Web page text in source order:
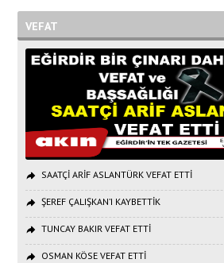
VEFAT
SAATÇİ ARİF ASLANTÜRK VEFAT ETTİ
ŞEREF ÇALIŞKAN’I KAYBETTİK
TUNCAY BAKIR VEFAT ETTİ
OSMAN KÖSE VEFAT ETTİ